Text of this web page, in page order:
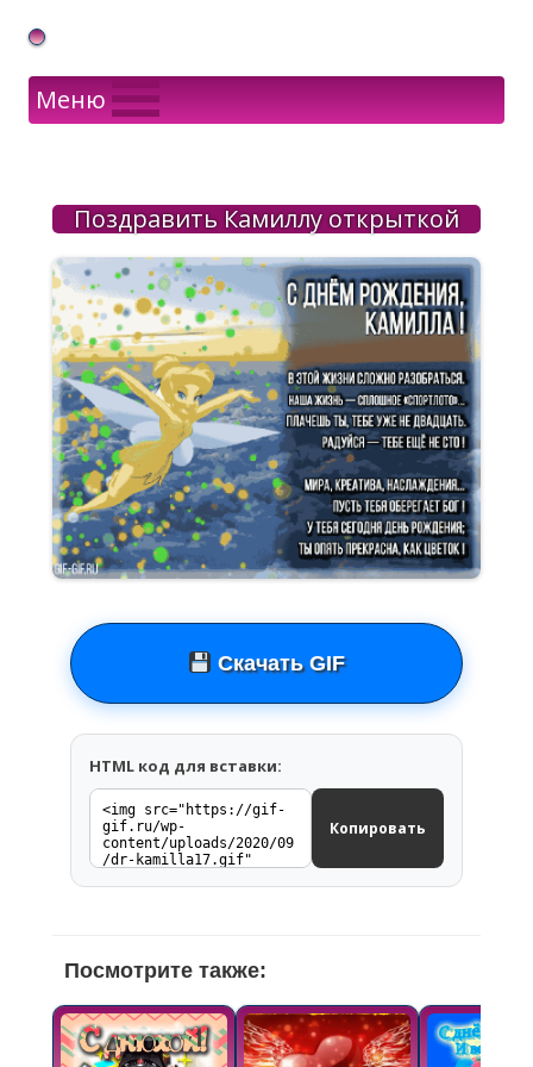
Gif Открытки в подарок
Меню
Поздравить Камиллу открыткой
Скачать GIF
HTML код для вставки:
Копировать
Посмотрите также: